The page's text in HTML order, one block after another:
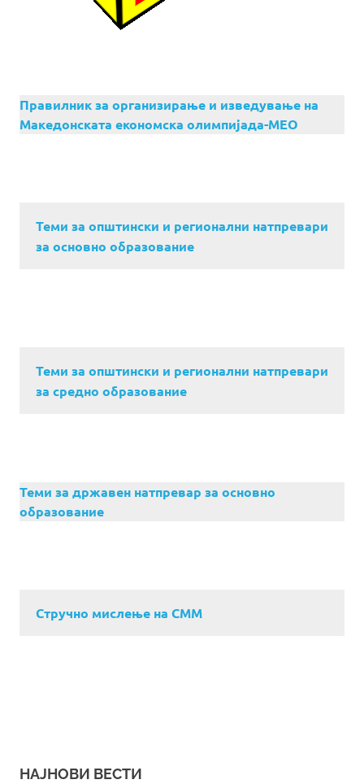
Правилник за организирање и изведување на
Македонската економска олимпијада-МЕО
Теми за општински и регионални натпревари
за основно образование
Теми за општински и регионални натпревари
за средно образование
Теми за државен натпревар за основно
образование
Стручно мислење на СММ
НАЈНОВИ ВЕСТИ